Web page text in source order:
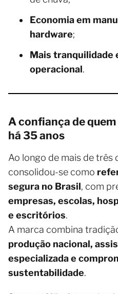
Economia em
hardware;
Mais tranquilidade
operacional.
A confiança de
há 35 anos
Ao longo de mais de três
consolidou-se como
segura no Brasil, com
empresas, escolas,
e escritórios.
A marca combina
produção nacional,
especializada e
sustentabilidade.